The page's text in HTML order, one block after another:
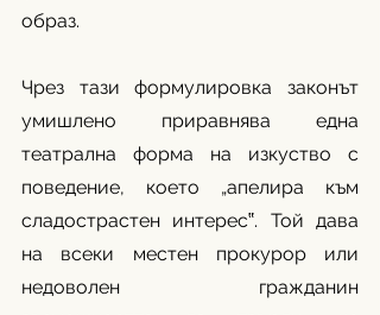
образ.
Чрез тази формулировка законът
умишлено приравнява една
театрална форма на изкуство с
поведение, което „апелира към
сладострастен интерес‟. Той дава
на всеки местен прокурор или
недоволен гражданин